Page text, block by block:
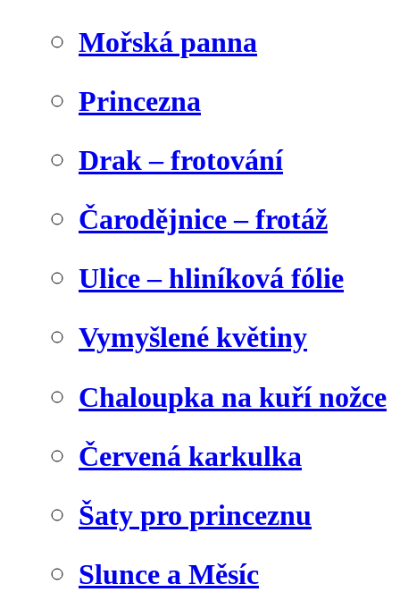
Mořská panna
Princezna
Drak – frotování
Čarodějnice – frotáž
Ulice – hliníková fólie
Vymyšlené květiny
Chaloupka na kuří nožce
Červená karkulka
Šaty pro princeznu
Slunce a Měsíc